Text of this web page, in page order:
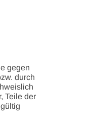
gegen
durch
Teile der